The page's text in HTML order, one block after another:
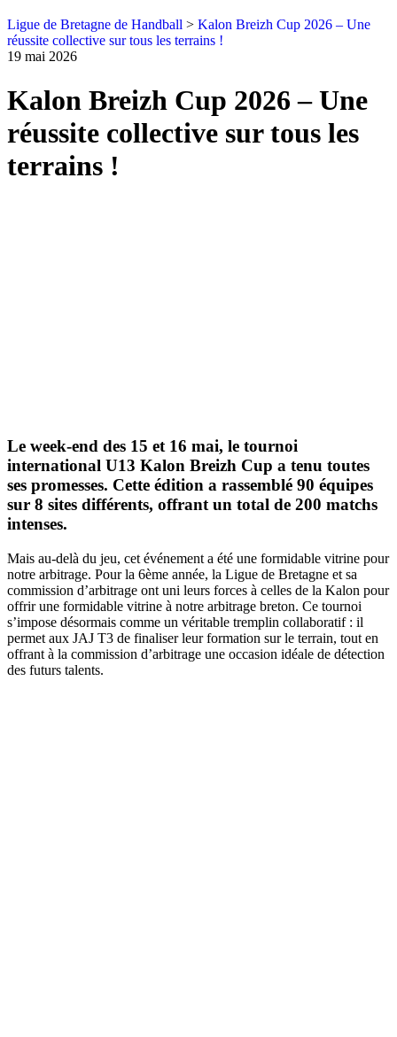
Ligue de Bretagne de Handball > Kalon Breizh Cup 2026 – Une
réussite collective sur tous les terrains !
19 mai 2026
Kalon Breizh Cup 2026 – Une
réussite collective sur tous les
terrains !
Le week-end des 15 et 16 mai, le tournoi
international U13 Kalon Breizh Cup a tenu toutes
ses promesses. Cette édition a rassemblé 90 équipes
sur 8 sites différents, offrant un total de 200 matchs
intenses.
Mais au-delà du jeu, cet événement a été une formidable vitrine pour
notre arbitrage. Pour la 6ème année, la Ligue de Bretagne et sa
commission d’arbitrage ont uni leurs forces à celles de la Kalon pour
offrir une formidable vitrine à notre arbitrage breton. Ce tournoi
s’impose désormais comme un véritable tremplin collaboratif : il
permet aux JAJ T3 de finaliser leur formation sur le terrain, tout en
offrant à la commission d’arbitrage une occasion idéale de détection
des futurs talents.